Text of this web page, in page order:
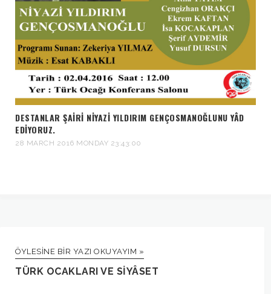
DESTANLAR ŞAIRI NIYAZI YILDIRIM GENÇOSMANOĞLUNU YÂD
EDIYORUZ.
28 MARCH 2016 MONDAY 23:43:00
ÖYLESINE BIR YAZI OKUYAYIM »
TÜRK OCAKLARI VE SİYÂSET